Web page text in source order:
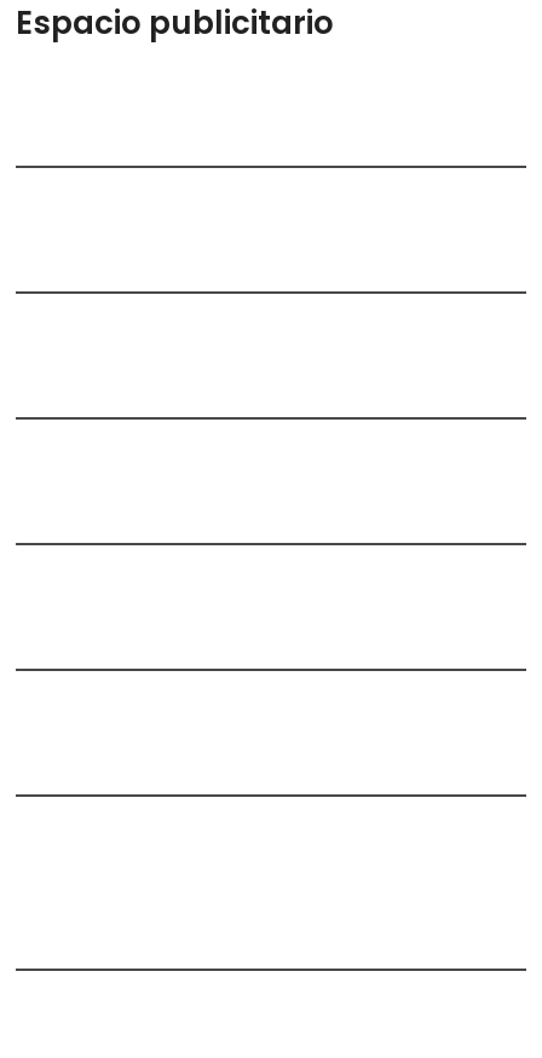
Espacio publicitario